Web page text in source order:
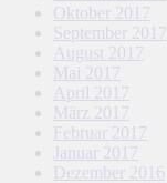
Oktober 2017
September 2017
August 2017
Mai 2017
April 2017
März 2017
Februar 2017
Januar 2017
Dezember 2016